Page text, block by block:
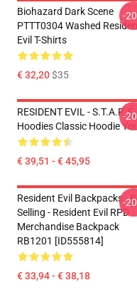
Biohazard Dark Scene
PTTT0304 Washed
Evil T-Shirts
€ 32,20$35
-
RESIDENT EVIL - S.T.A.R.S
Hoodies Classic Hoodie
€ 39,51 - € 45,95
-
Resident Evil Backpacks -
Selling - Resident Evil RPD
Merchandise Backpack
RB1201 [ID555814]
€ 33,94 - € 38,18
-